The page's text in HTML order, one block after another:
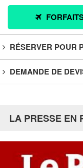
RÉSERVER POUR
DEMANDE DE
LA PRESSE EN